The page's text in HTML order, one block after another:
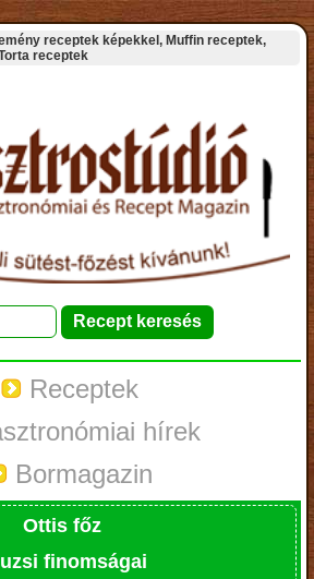
receptek képekkel, Muffin receptek,
receptek
Receptek
hírek
Bormagazin
Ottis főz
finomságai